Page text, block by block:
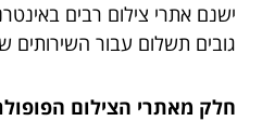
ישנם אתרי צילום רבים
גובים תשלום עבור השירותים
חלק מאתרי הצילום